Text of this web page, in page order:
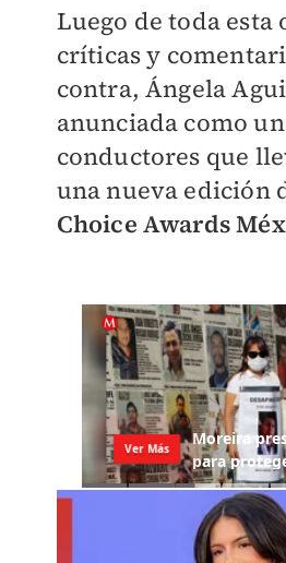
Luego de toda esta
críticas y
contra, Ángela
anunciada como
conductores que
una nueva edición
Choice Awards